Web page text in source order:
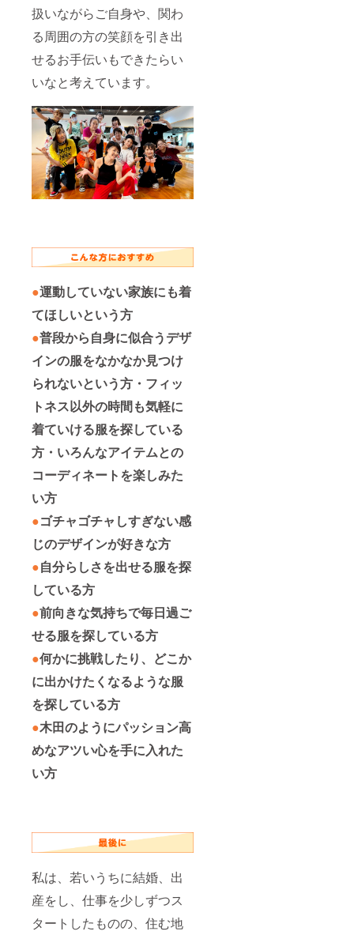
扱いながらご自身や、関わ
る周囲の方の笑顔を引き出
せるお手伝いもできたらい
いなと考えています。
●運動していない家族にも着
てほしいという方
●普段から自身に似合うデザ
インの服をなかなか見つけ
られないという方・フィッ
トネス以外の時間も気軽に
着ていける服を探している
方・いろんなアイテムとの
コーディネートを楽しみた
い方
●ゴチャゴチャしすぎない感
じのデザインが好きな方
●自分らしさを出せる服を探
している方
●前向きな気持ちで毎日過ご
せる服を探している方
●何かに挑戦したり、どこか
に出かけたくなるような服
を探している方
●木田のようにパッション高
めなアツい心を手に入れた
い方
私は、若いうちに結婚、出
産をし、仕事を少しずつス
タートしたものの、住む地